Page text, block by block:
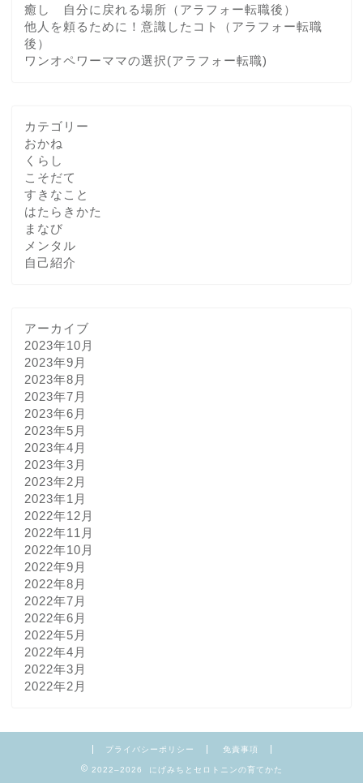
癒し 自分に戻れる場所（アラフォー転職後）
他人を頼るために！意識したコト（アラフォー転職
後）
ワンオペワーママの選択(アラフォー転職)
カテゴリー
おかね
くらし
こそだて
すきなこと
はたらきかた
まなび
メンタル
自己紹介
アーカイブ
2023年10月
2023年9月
2023年8月
2023年7月
2023年6月
2023年5月
2023年4月
2023年3月
2023年2月
2023年1月
2022年12月
2022年11月
2022年10月
2022年9月
2022年8月
2022年7月
2022年6月
2022年5月
2022年4月
2022年3月
2022年2月
プライバシーポリシー 免責事項
2022–2026 にげみちとセロトニンの育てかた